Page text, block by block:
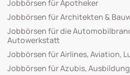
Jobbörsen für Apotheker
Jobbörsen für Architekten &
Jobbörsen für die
Autowerkstatt
Jobbörsen für Airlines, Aviation,
Jobbörsen für Azubis,